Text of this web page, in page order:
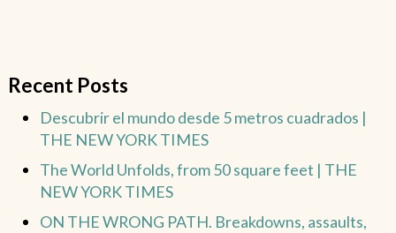
Recent Posts
Descubrir el mundo desde 5 metros cuadrados |
THE NEW YORK TIMES
The World Unfolds, from 50 square feet | THE
NEW YORK TIMES
ON THE WRONG PATH. Breakdowns, assaults,